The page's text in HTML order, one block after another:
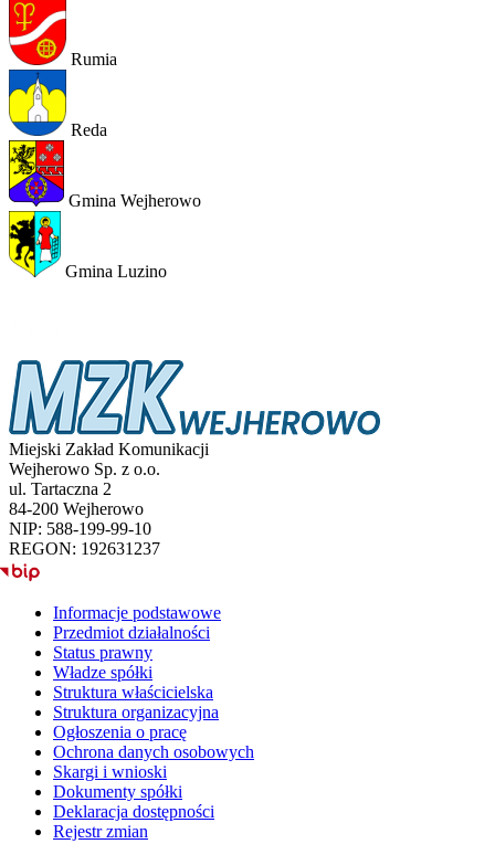
Rumia
Reda
Gmina Wejherowo
Gmina Luzino
Miejski Zakład Komunikacji
Wejherowo Sp. z o.o.
ul. Tartaczna 2
84-200 Wejherowo
NIP: 588-199-99-10
REGON: 192631237
Informacje podstawowe
Przedmiot działalności
Status prawny
Władze spółki
Struktura właścicielska
Struktura organizacyjna
Ogłoszenia o pracę
Ochrona danych osobowych
Skargi i wnioski
Dokumenty spółki
Deklaracja dostępności
Rejestr zmian